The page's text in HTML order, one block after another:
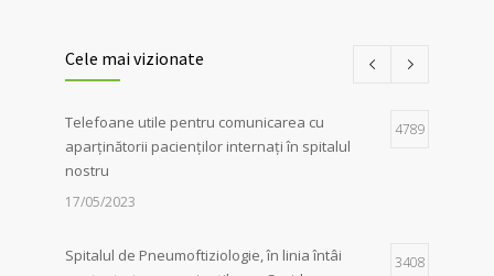
Pneumoftiziologie Sibiu
Campania Antifumat:Conferința „Foamea
de sens. Fără dependențe !”, susținută de
părintele Constantin Necula și medicul
18/06/2024
Cele mai vizionate
Telefoane utile pentru comunicarea cu
aparținătorii pacienților internați în spitalul
nostru
4789
17/05/2023
Spitalul de Pneumoftiziologie, în linia întâi
3408